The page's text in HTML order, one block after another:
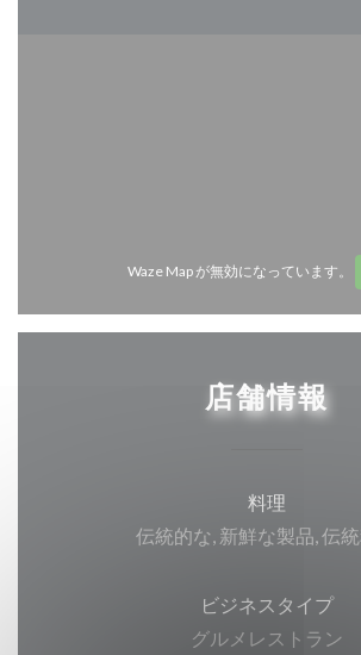
Waze Map が無効になっています。
店舗情報
料理
伝統的な, 新鮮な製品, 伝
ビジネスタイプ
グルメレストラン